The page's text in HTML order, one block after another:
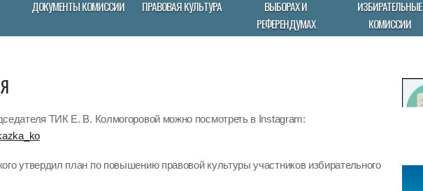
ДОКУМЕНТЫ КОМИССИИ ПРАВОВАЯ КУЛЬТУРА
ВЫБОРАХ И
РЕФЕРЕНДУМАХ
ИЗБИРАТЕЛЬНЫЕ
КОМИССИИ
ТИК Е. В. Колмогоровой можно посмотреть в Instagram:
утвердил план по повышению правовой культуры участников избирательного